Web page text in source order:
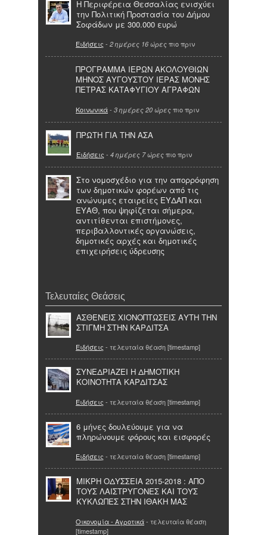
Η Περιφέρεια Θεσσαλίας ενισχύει
την Πολιτική Προστασία του Δήμου
Σοφάδων με 300.000 ευρώ
Ειδήσεις - 2 ημέρες 16 ώρες πιο πριν
ΠΡΟΓΡΑΜΜΑ ΙΕΡΩΝ ΑΚΟΛΟΥΘΙΩΝ
ΜΗΝΟΣ ΑΥΓΟΥΣΤΟΥ ΙΕΡΑΣ ΜΟΝΗΣ
ΠΕΤΡΑΣ ΚΑΤΑΦΥΓΙΟΥ ΑΓΡΑΦΩΝ
Κοινωνικά- 3 ημέρες 20 ώρες πιο πριν
ΠΡΩΤΗ ΓΙΑ ΤΗΝ ΑΣΑ
Ειδήσεις - 4 ημέρες 7 ώρες πιο πριν
Στο νομοσχέδιο για την απορρόφηση
των δημοτικών φορέων από τις
ανώνυμες εταιρείες ΕΥΔΑΠ και
ΕΥΑΘ, που ψηφίζεται σήμερα,
αντιτίθενται επιστήμονες,
περιβαλλοντικές οργανώσεις,
δημοτικές αρχές και δημοτικές
επιχειρήσεις ύδρευσης
Τελευταίες Θεάσεις
ΑΣΘΕΝΕΙΣ ΧΙΟΝΟΠΤΩΣΕΙΣ ΑΥΤΗ ΤΗΝ
ΣΤΙΓΜΗ ΣΤΗΝ ΚΑΡΔΙΤΣΑ
Ειδήσεις - τελευταία θέαση [timestamp]
ΣΥΝΕΔΡΙΑΖΕΙ Η ΔΗΜΟΤΙΚΗ
ΚΟΙΝΟΤΗΤΑ ΚΑΡΔΙΤΣΑΣ
Ειδήσεις - τελευταία θέαση [timestamp]
6 μήνες δουλεύουμε για να
πληρώνουμε φόρους και εισφορές
Ειδήσεις - τελευταία θέαση [timestamp]
ΜΙΚΡΗ ΟΔΥΣΣΕΙΑ 2015-2018 : ΑΠΟ
ΤΟΥΣ ΛΑΙΣΤΡΥΓΟΝΕΣ ΚΑΙ ΤΟΥΣ
ΚΥΚΛΩΠΕΣ ΣΤΗΝ ΙΘΑΚΗ ΜΑΣ
Οικονομία - Αγροτικά- τελευταία θέαση
[timestamp]